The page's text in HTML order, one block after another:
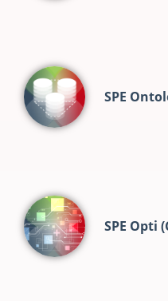
SPE
SPE Opti